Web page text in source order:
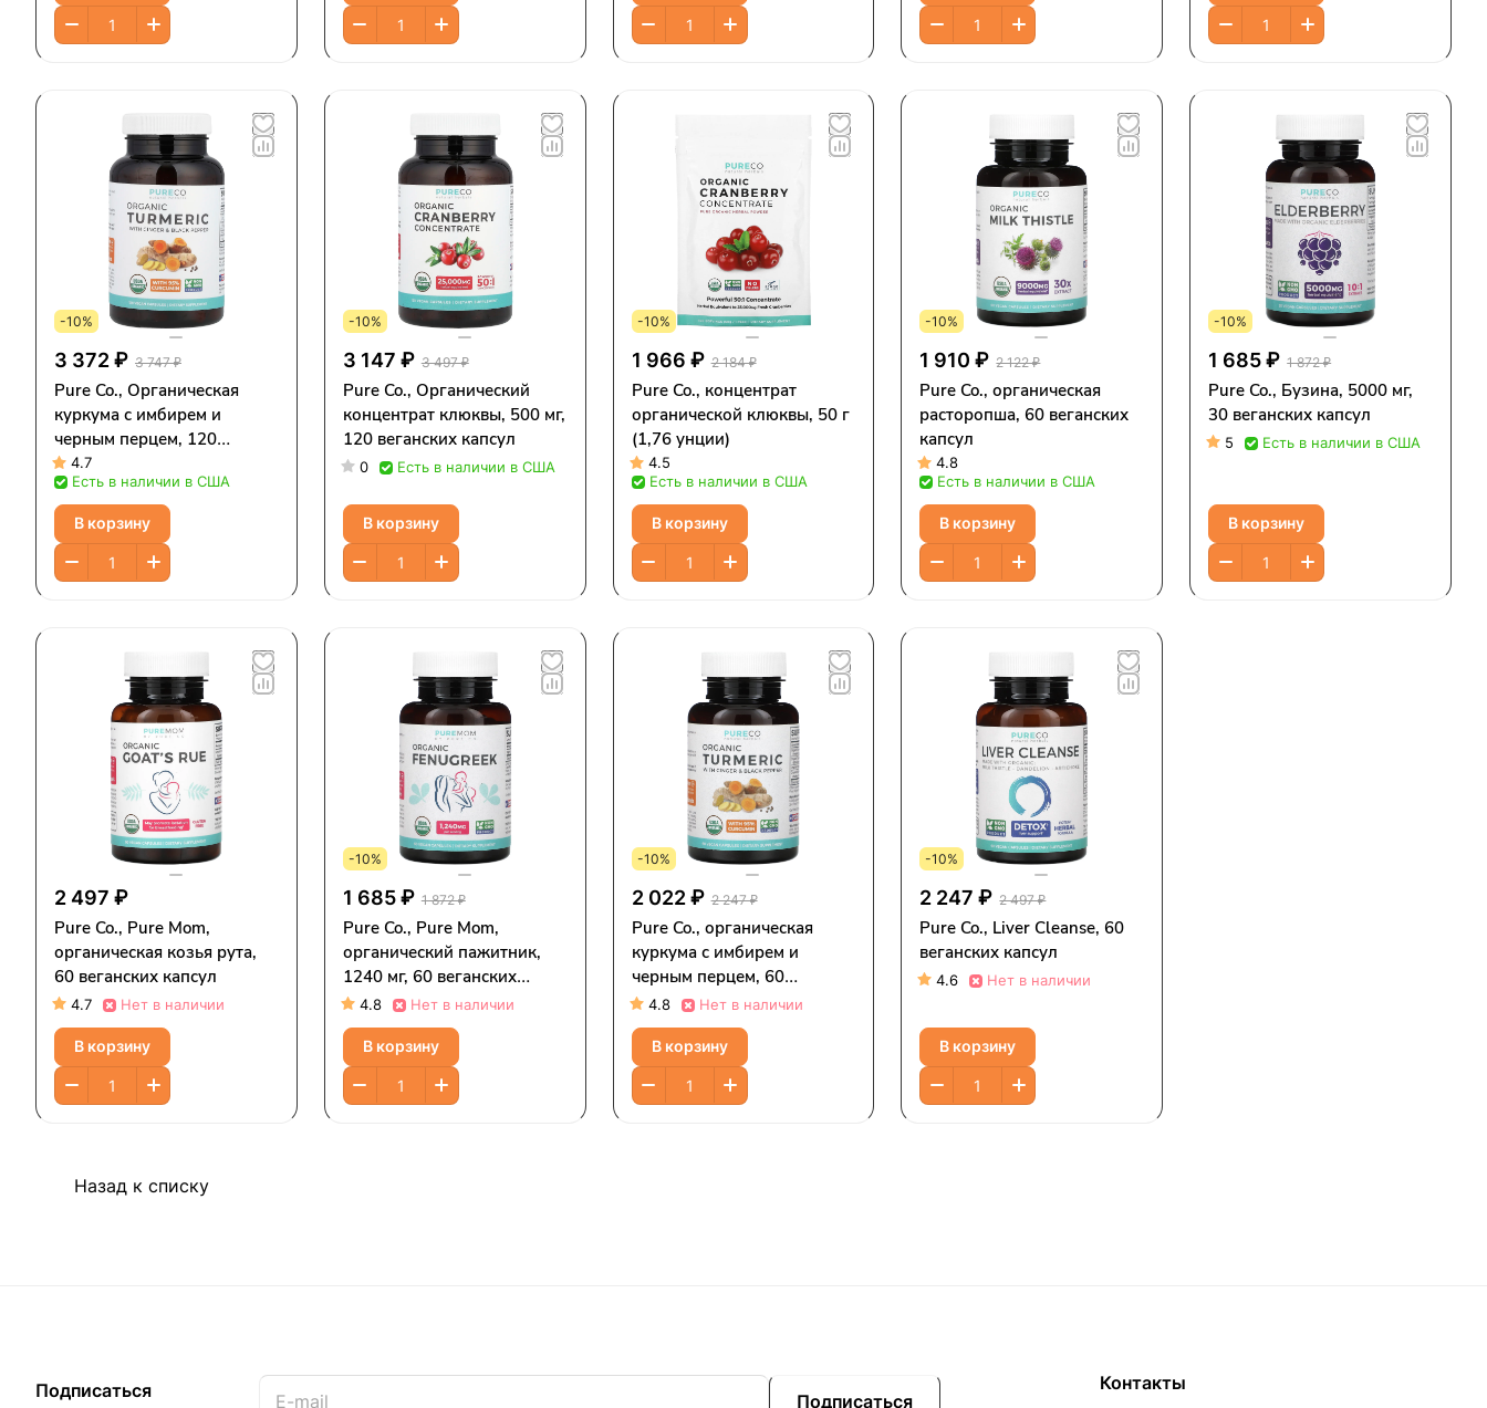
-10%
3 372 ₽ 3 747 ₽
Pure Co., Органическая
куркума с имбирем и
черным перцем, 120
веганских капсул
4.7
Есть в наличии в США
В корзину
-10%
3 147 ₽ 3 497 ₽
Pure Co., Органический
концентрат клюквы, 500 мг,
120 веганских капсул
0 Есть в наличии в США
В корзину
-10%
1 966 ₽ 2 184 ₽
Pure Co., концентрат
органической клюквы, 50 г
(1,76 унции)
4.5
Есть в наличии в США
В корзину
-10%
1 910 ₽ 2 122 ₽
Pure Co., органическая
расторопша, 60 веганских
капсул
4.8
Есть в наличии в США
В корзину
-10%
1 685 ₽ 1 872 ₽
Pure Co., Бузина, 5000 мг,
30 веганских капсул
5 Есть в наличии в США
В корзину
2 497 ₽
Pure Co., Pure Mom,
органическая козья рута,
60 веганских капсул
4.7 Нет в наличии
В корзину
-10%
1 685 ₽ 1 872 ₽
Pure Co., Pure Mom,
органический пажитник,
1240 мг, 60 веганских
капсул (620 мг в 1 капсуле)
(620 мг в одной веганской
капсуле)
4.8 Нет в наличии
В корзину
-10%
2 022 ₽ 2 247 ₽
Pure Co., органическая
куркума с имбирем и
черным перцем, 60
растительных капсул
4.8 Нет в наличии
В корзину
-10%
2 247 ₽ 2 497 ₽
Pure Co., Liver Cleanse, 60
веганских капсул
4.6 Нет в наличии
В корзину
Назад к списку
Подписаться
Подписаться
Контакты